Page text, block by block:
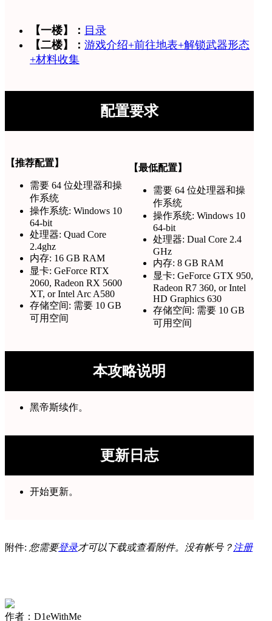
【一楼】： 目录
【二楼】： 游戏介绍+前往地表+解锁武器形态
+材料收集
配置要求
【推荐配置】
需要 64 位处理器和操
作系统
操作系统: Windows 10
64-bit
处理器: Quad Core
2.4ghz
内存: 16 GB RAM
显卡: GeForce RTX
2060, Radeon RX 5600
XT, or Intel Arc A580
存储空间: 需要 10 GB
可用空间
【最低配置】
需要 64 位处理器和操
作系统
操作系统: Windows 10
64-bit
处理器: Dual Core 2.4
GHz
内存: 8 GB RAM
显卡: GeForce GTX 950,
Radeon R7 360, or Intel
HD Graphics 630
存储空间: 需要 10 GB
可用空间
本攻略说明
黑帝斯续作。
更新日志
开始更新。
附件: 您需要登录才可以下载或查看附件。没有帐号？ 注册
作者：D1eWithMe